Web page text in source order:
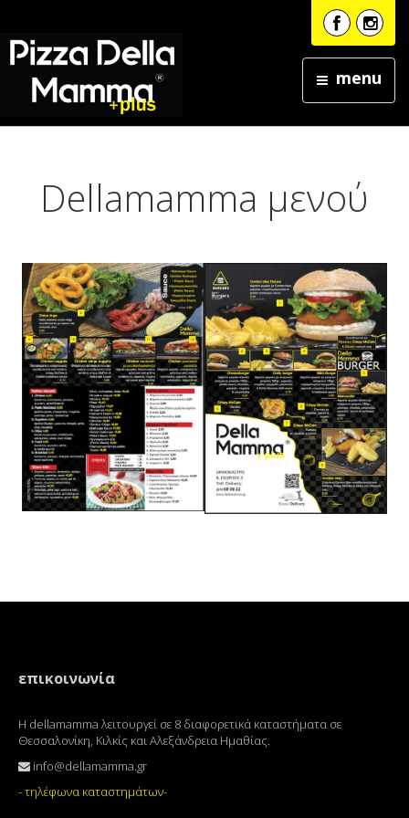
menu
Dellamamma μενού
επικοινωνία
Η dellamamma λειτουργεί σε 8 διαφορετικά καταστήματα σε
Θεσσαλονίκη, Κιλκίς και Αλεξάνδρεια Ημαθίας.
info@dellamamma.gr
- τηλέφωνα καταστημάτων-